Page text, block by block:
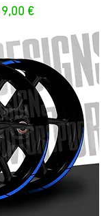
Prezzo scontato
9,00 €